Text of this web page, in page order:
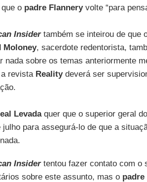
o padre Flanneryvolte “para
Insidertambém se inteirou de que
Moloney, sacerdote redentorista,
nada sobre os temas anteriormente
revista Reality deverá ser
Levadaquer que o superior geral
julho para assegurá-lo de que a
Insidertentou fazer contato com o
sobre este assunto, mas o padre